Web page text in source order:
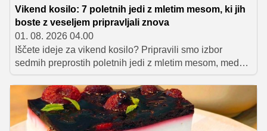
Vikend kosilo: 7 poletnih jedi z mletim mesom, ki jih
boste z veseljem pripravljali znova
01. 08. 2026 04.00
Iščete ideje za vikend kosilo? Pripravili smo izbor
sedmih preprostih poletnih jedi z mletim mesom, med
katerimi boste našli vse od lahke musake z bučkami do
hitrih piščančjih takosov in pečenih jajčevcev z bogatim
mesnim nadevom.